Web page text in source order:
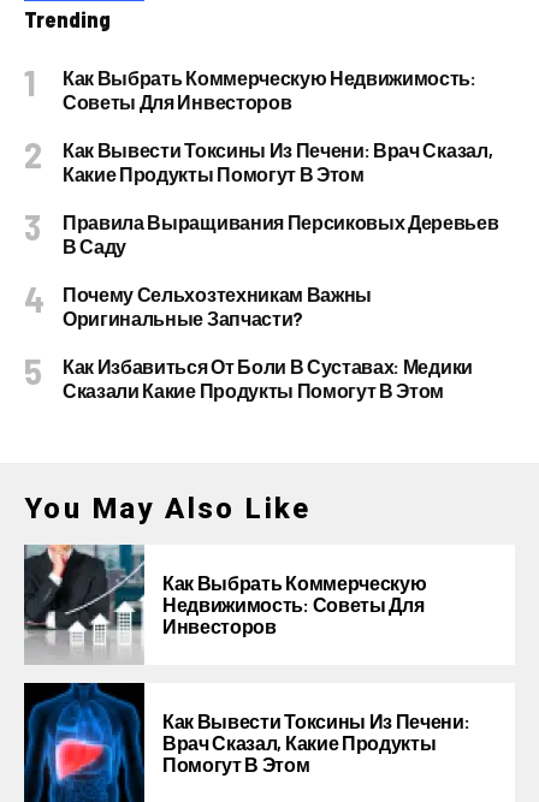
Trending
Как Выбрать Коммерческую Недвижимость:
Советы Для Инвесторов
Как Вывести Токсины Из Печени: Врач Сказал,
Какие Продукты Помогут В Этом
Правила Выращивания Персиковых Деревьев
В Саду
Почему Сельхозтехникам Важны
Оригинальные Запчасти?
Как Избавиться От Боли В Суставах: Медики
Сказали Какие Продукты Помогут В Этом
You May Also Like
Как Выбрать Коммерческую
Недвижимость: Советы Для
Инвесторов
Как Вывести Токсины Из Печени:
Врач Сказал, Какие Продукты
Помогут В Этом